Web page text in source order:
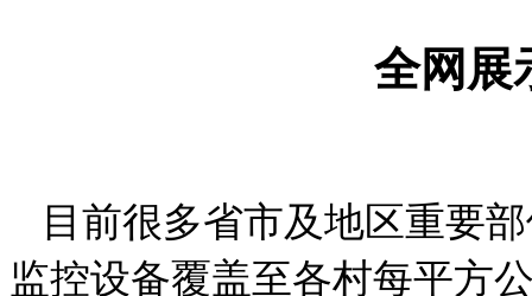
全网展
目前很多省市及地区重要
监控设备覆盖至各村每平方